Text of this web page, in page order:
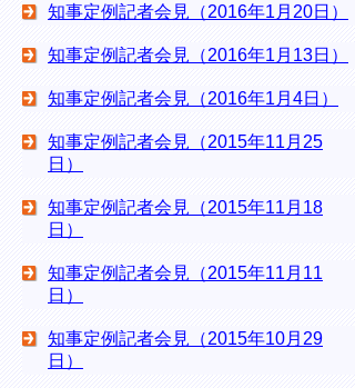
知事定例記者会見（2016年1月20日）
知事定例記者会見（2016年1月13日）
知事定例記者会見（2016年1月4日）
知事定例記者会見（2015年11月25
日）
知事定例記者会見（2015年11月18
日）
知事定例記者会見（2015年11月11
日）
知事定例記者会見（2015年10月29
日）